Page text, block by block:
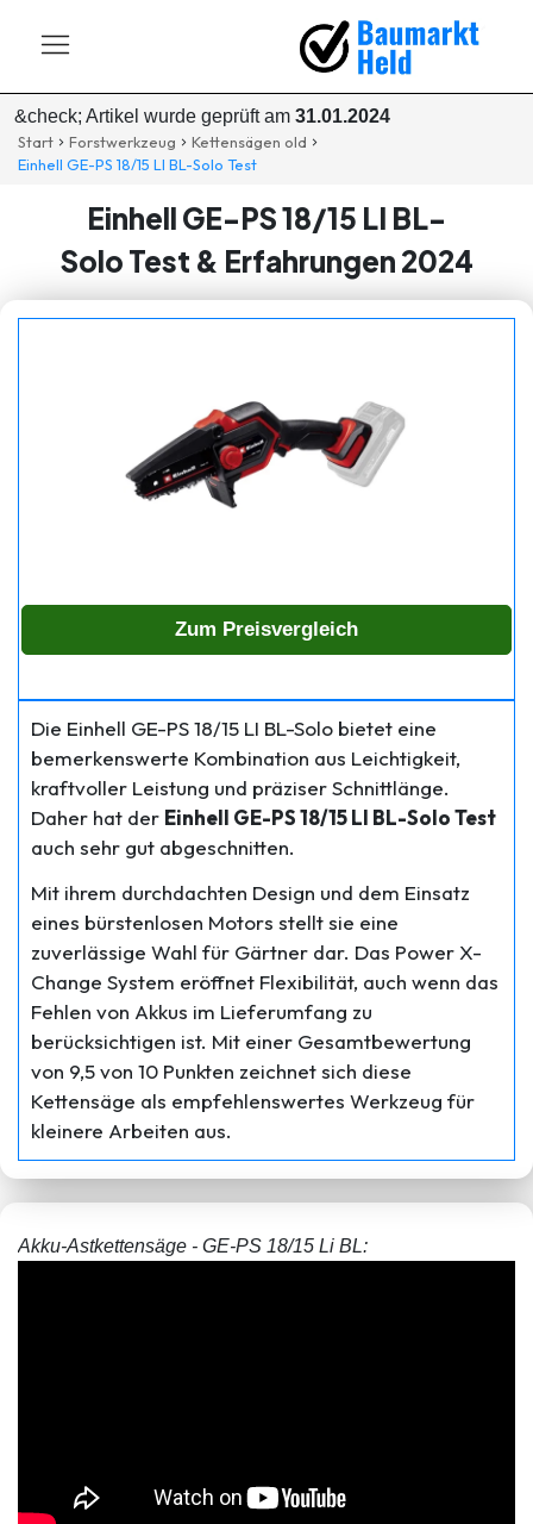
&check; Artikel wurde geprüft am 31.01.2024
Start Forstwerkzeug
Kettensägen old
Einhell GE-PS 18/15 LI BL-Solo Test
Einhell GE-PS 18/15 LI BL-
Solo Test & Erfahrungen 2024
Zum Preisvergleich
Die Einhell GE-PS 18/15 LI BL-Solo bietet eine
bemerkenswerte Kombination aus Leichtigkeit,
kraftvoller Leistung und präziser Schnittlänge.
Daher hat der Einhell GE-PS 18/15 LI BL-Solo Test
auch sehr gut abgeschnitten.
Mit ihrem durchdachten Design und dem Einsatz
eines bürstenlosen Motors stellt sie eine
zuverlässige Wahl für Gärtner dar. Das Power X-
Change System eröffnet Flexibilität, auch wenn das
Fehlen von Akkus im Lieferumfang zu
berücksichtigen ist. Mit einer Gesamtbewertung
von 9,5 von 10 Punkten zeichnet sich diese
Kettensäge als empfehlenswertes Werkzeug für
kleinere Arbeiten aus.
Akku-Astkettensäge - GE-PS 18/15 Li BL: